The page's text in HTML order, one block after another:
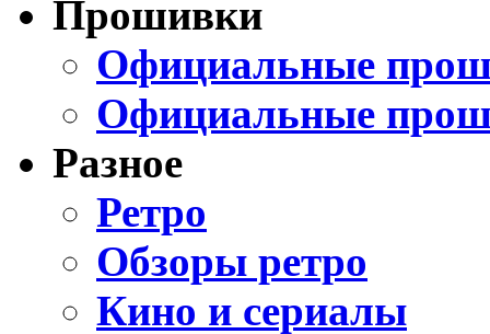
Прошивки
Официальные
Официальные
Разное
Ретро
Обзоры ретро
Кино и сериалы